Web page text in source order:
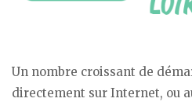
Un nombre croissant de
directement sur Internet, ou